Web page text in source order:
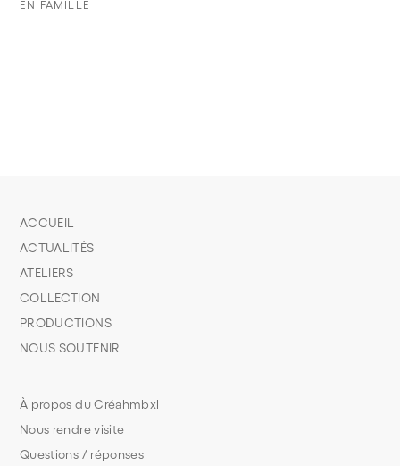
EN FAMILLE
À propos du Créahmbxl
Nous rendre visite
Questions / réponses
ACCUEIL
ACTUALITÉS
ATELIERS
COLLECTION
PRODUCTIONS
NOUS SOUTENIR